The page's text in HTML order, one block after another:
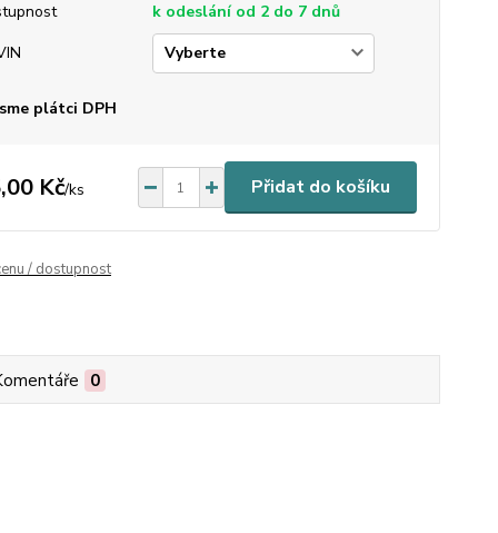
k odeslání od 2 do 7 dnů
plátci DPH
Kč/ks Přidat do košíku
/ dostupnost
0